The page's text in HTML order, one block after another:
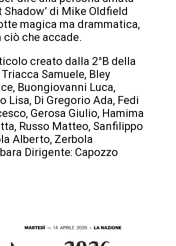
di Mike Oldfield
magica ma drammatica,
che accade.
creato dalla 2°B della
Samuele, Bley
Buongiovanni Luca,
Lisa, Di Gregorio Ada, Fedi
Gerosa Giulio, Hamima
Russo Matteo, Sanfilippo
Alberto, Zerbola
Dirigente: Capozzo